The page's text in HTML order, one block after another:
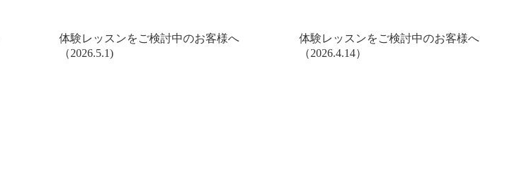
体験レッスンをご検討中のお客様へ
（2026.5.1)
体験レッスンをご検討中のお客様へ
（2026.4.14）